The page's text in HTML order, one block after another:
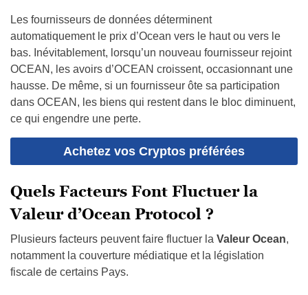
Les fournisseurs de données déterminent
automatiquement le prix d’Ocean vers le haut ou vers le
bas. Inévitablement, lorsqu’un nouveau fournisseur rejoint
OCEAN, les avoirs d’OCEAN croissent, occasionnant une
hausse. De même, si un fournisseur ôte sa participation
dans OCEAN, les biens qui restent dans le bloc diminuent,
ce qui engendre une perte.
Achetez vos Cryptos préférées
Quels Facteurs Font Fluctuer la
Valeur d’Ocean Protocol ?
Plusieurs facteurs peuvent faire fluctuer la Valeur Ocean,
notamment la couverture médiatique et la législation
fiscale de certains Pays.